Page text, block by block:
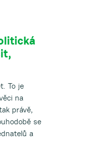
To je
na
právě,
se
a